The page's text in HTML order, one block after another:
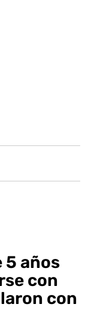
5 años
con
con